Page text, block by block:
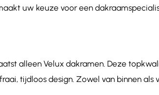
uw keuze voor een
alleen Velux dakramen. Deze
tijdloos design. Zowel van binnen